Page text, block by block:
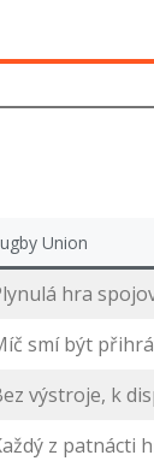
Union
hra
smí být
výstroje, k
z patnácti